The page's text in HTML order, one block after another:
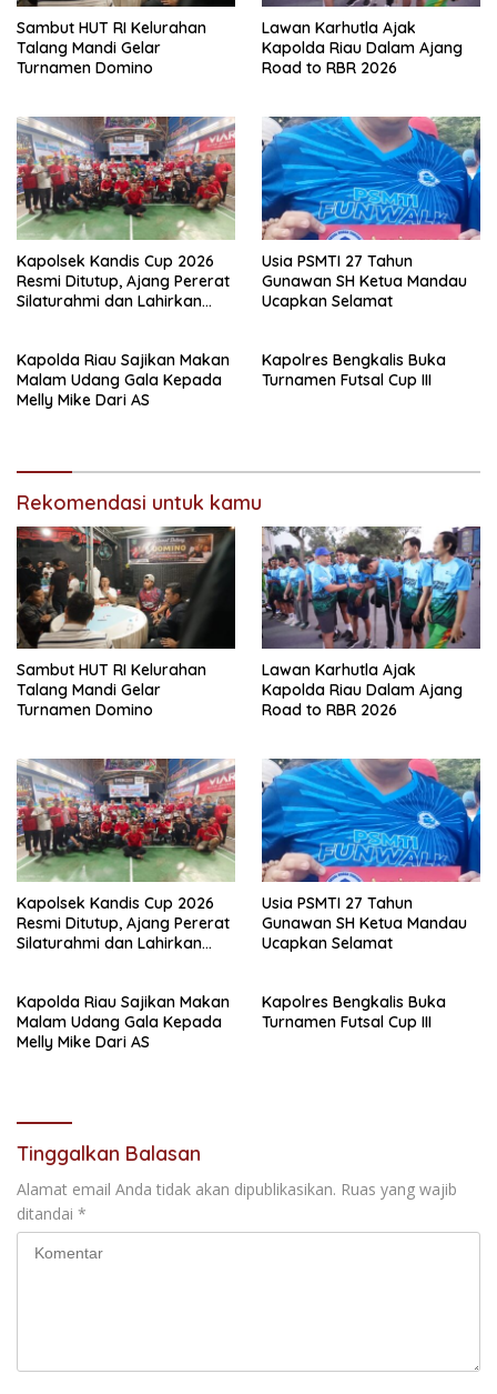
Sambut HUT RI Kelurahan
Talang Mandi Gelar
Turnamen Domino
Lawan Karhutla Ajak
Kapolda Riau Dalam Ajang
Road to RBR 2026
Kapolsek Kandis Cup 2026
Resmi Ditutup, Ajang Pererat
Silaturahmi dan Lahirkan
Usia PSMTI 27 Tahun
Gunawan SH Ketua Mandau
Ucapkan Selamat
Kapolda Riau Sajikan Makan
Malam Udang Gala Kepada
Melly Mike Dari AS
Kapolres Bengkalis Buka
Turnamen Futsal Cup III
Rekomendasi untuk kamu
Sambut HUT RI Kelurahan
Talang Mandi Gelar
Turnamen Domino
Lawan Karhutla Ajak
Kapolda Riau Dalam Ajang
Road to RBR 2026
Kapolsek Kandis Cup 2026
Resmi Ditutup, Ajang Pererat
Silaturahmi dan Lahirkan
Usia PSMTI 27 Tahun
Gunawan SH Ketua Mandau
Ucapkan Selamat
Kapolda Riau Sajikan Makan
Malam Udang Gala Kepada
Melly Mike Dari AS
Kapolres Bengkalis Buka
Turnamen Futsal Cup III
Tinggalkan Balasan
Alamat email Anda tidak akan dipublikasikan. Ruas yang wajib
ditandai *